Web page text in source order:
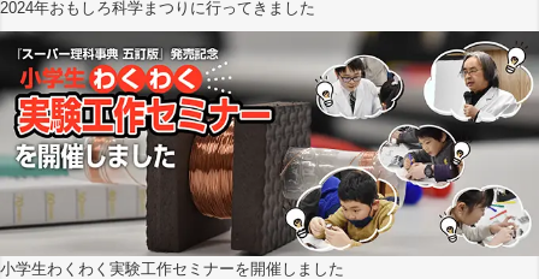
2024年おもしろ科学まつりに行ってきました
小学生わくわく実験工作セミナーを開催しました